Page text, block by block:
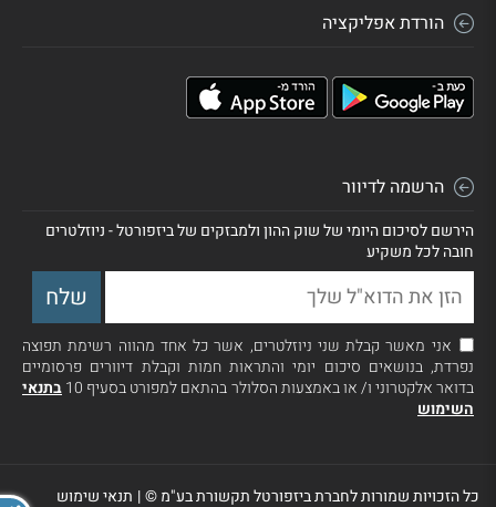
הורדת אפליקציה
הרשמה לדיוור
הירשם לסיכום היומי של שוק ההון ולמבזקים של ביזפורטל - ניוזלטרים
חובה לכל משקיע
אני מאשר קבלת שני ניוזלטרים, אשר כל אחד מהווה רשימת תפוצה
נפרדת, בנושאים סיכום יומי והתראות חמות וקבלת דיוורים פרסומיים
בדואר אלקטרוני ו/ או באמצעות הסלולר בהתאם למפורט בסעיף 10
בתנאי
השימוש
כל הזכויות שמורות לחברת ביזפורטל תקשורת בע"מ ©| תנאי שימוש